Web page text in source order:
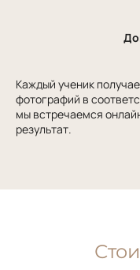
Каждый ученик
фотографий в
мы встречаемся
результат.